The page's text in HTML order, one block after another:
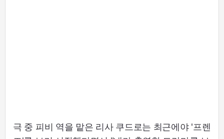
극 중 피비 역을 맡은 리사 쿠드로는 최근에야 '프렌